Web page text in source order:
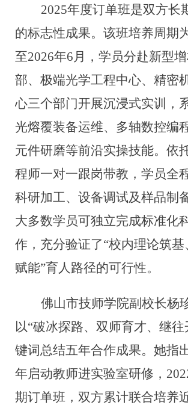
2025年度订单班是双方长
的标志性成果。该班培养周期
至2026年6月，学员分赴新型
部、极端光学工程中心、精密
心三个部门开展沉浸式实训，
光熔覆装备运维、多轴数控编
元件研磨等前沿实操技能。依
程师一对一跟岗带教，学员全
科研加工、设备调试及样品制
大多数学员可独立完成标准化
作，充分验证了“校内理论筑基
赋能”育人路径的可行性。
佛山市技师学院副校长杨
以“破冰探路、双师育才、继往
键词总结五年合作成果。 她指
年启动教师进实验室研修，
期订单班， 双方累计联合培养